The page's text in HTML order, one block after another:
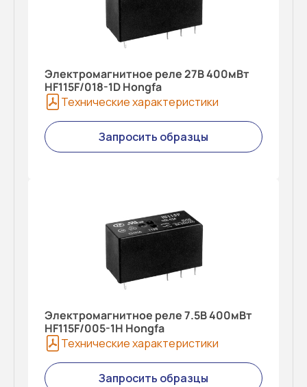
Электромагнитное реле 27В 400мВт
HF115F/018-1D Hongfa
Технические характеристики
Запросить образцы
Электромагнитное реле 7.5В 400мВт
HF115F/005-1H Hongfa
Технические характеристики
Запросить образцы